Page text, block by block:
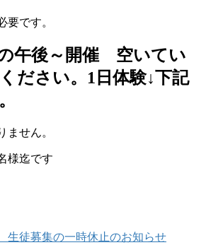
要です。
午後～開催 空いてい
ださい。1日体験↓下記
ません。
様迄です
徒募集の一時休止のお知らせ